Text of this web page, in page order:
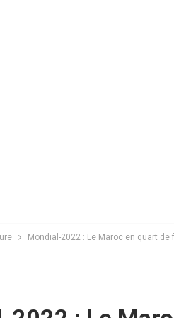
Mondial-2022 : Le Maroc en quart de